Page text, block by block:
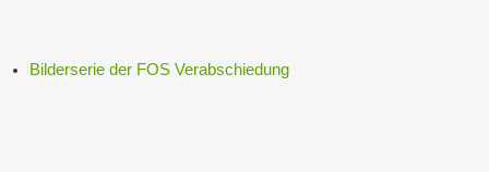
Bilderserie der FOS Verabschiedung